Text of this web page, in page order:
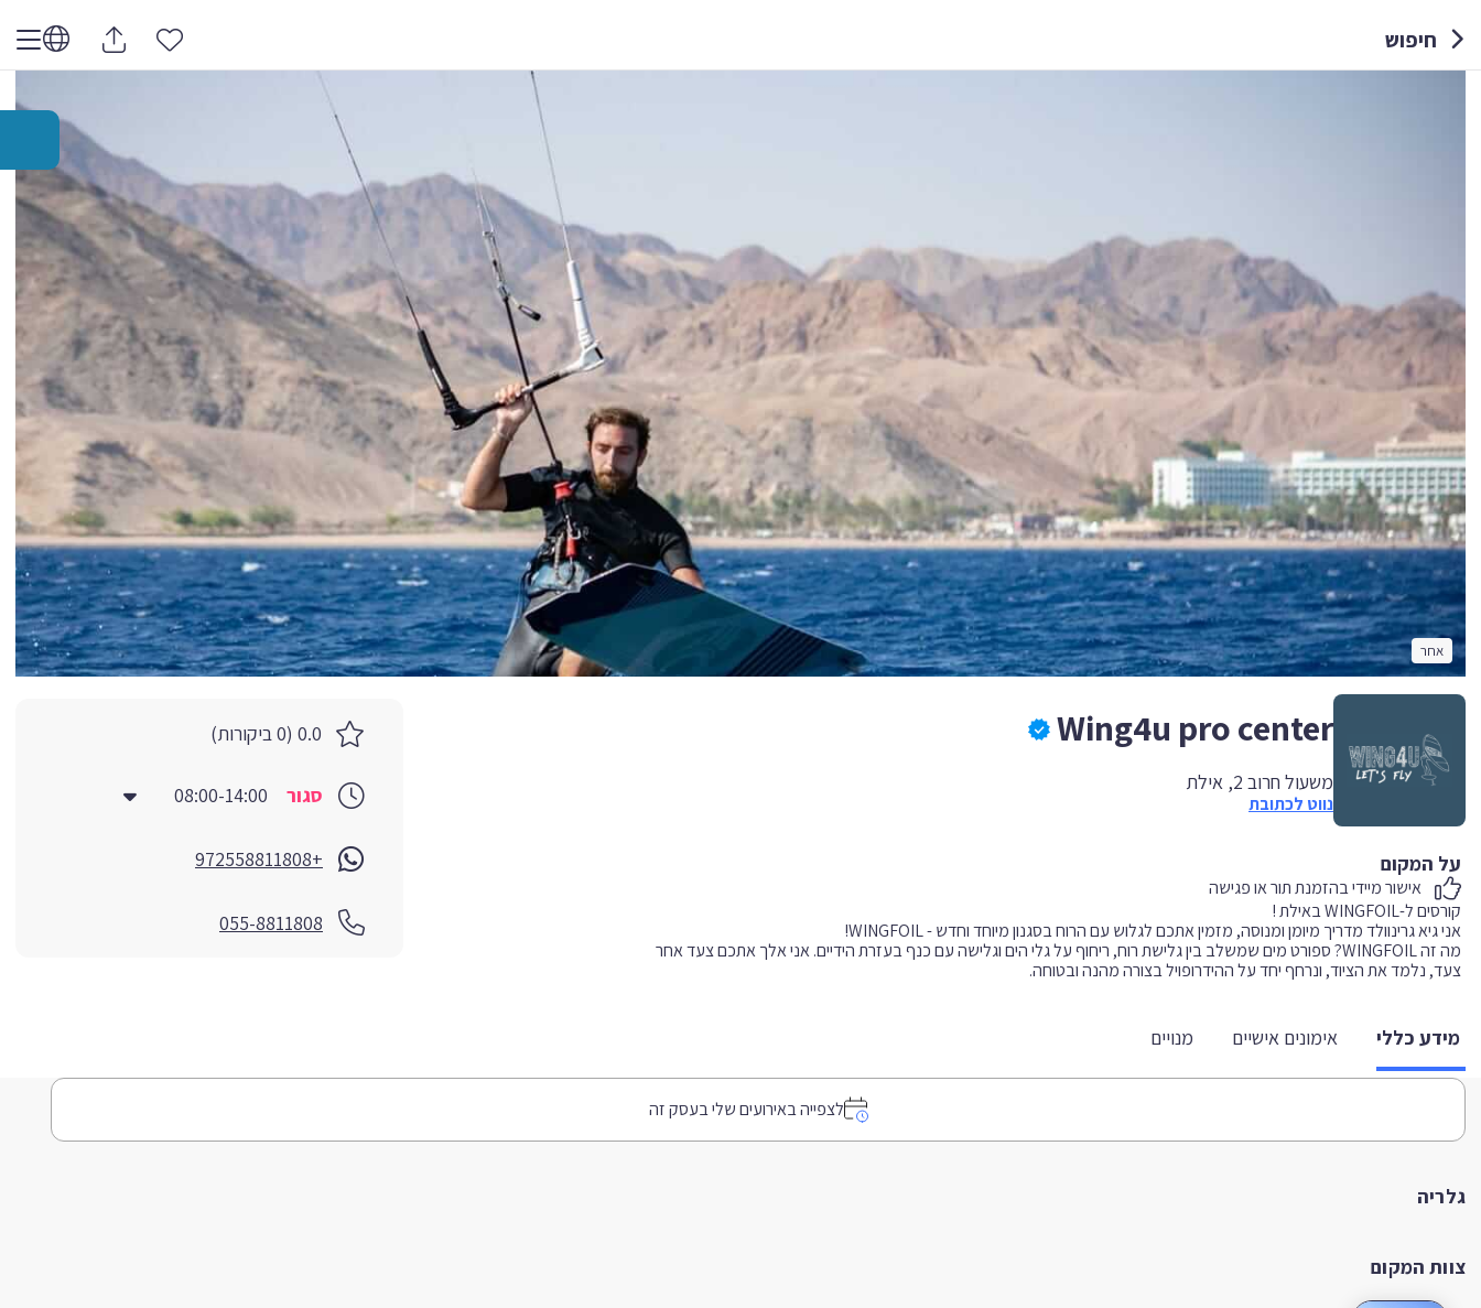
חיפוש
אחר
Wing4u pro center
משעול חרוב 2, אילת
נווט לכתובת
על המקום
אישור מיידי בהזמנת תור או פגישה
מה זה WINGFOIL? ספורט מים שמשלב בין גלישת רוח, ריחוף על גלי הים וגלישה עם כנף בעזרת הידיים. אני אלך אתכם צעד אחר
צעד, נלמד את הציוד, ונרחף יחד על ההידרופויל בצורה מהנה ובטוחה.
0.0 (0 ביקורות)
סגור 08:00-14:00
+972558811808
055-8811808
מידע כללי אימונים אישיים מנויים
לצפייה באירועים שלי בעסק זה
גלריה
צוות המקום